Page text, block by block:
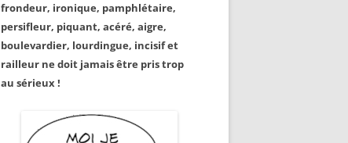
frondeur, ironique, pamphlétaire,
persifleur, piquant, acéré, aigre,
boulevardier, lourdingue, incisif et
railleur ne doit jamais être pris trop
au sérieux !